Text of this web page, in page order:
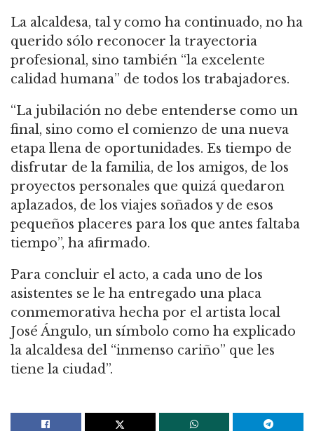
La alcaldesa, tal y como ha continuado, no ha
querido sólo reconocer la trayectoria
profesional, sino también “la excelente
calidad humana” de todos los trabajadores.
“La jubilación no debe entenderse como un
final, sino como el comienzo de una nueva
etapa llena de oportunidades. Es tiempo de
disfrutar de la familia, de los amigos, de los
proyectos personales que quizá quedaron
aplazados, de los viajes soñados y de esos
pequeños placeres para los que antes faltaba
tiempo”, ha afirmado.
Para concluir el acto, a cada uno de los
asistentes se le ha entregado una placa
conmemorativa hecha por el artista local
José Ángulo, un símbolo como ha explicado
la alcaldesa del “inmenso cariño” que les
tiene la ciudad”.